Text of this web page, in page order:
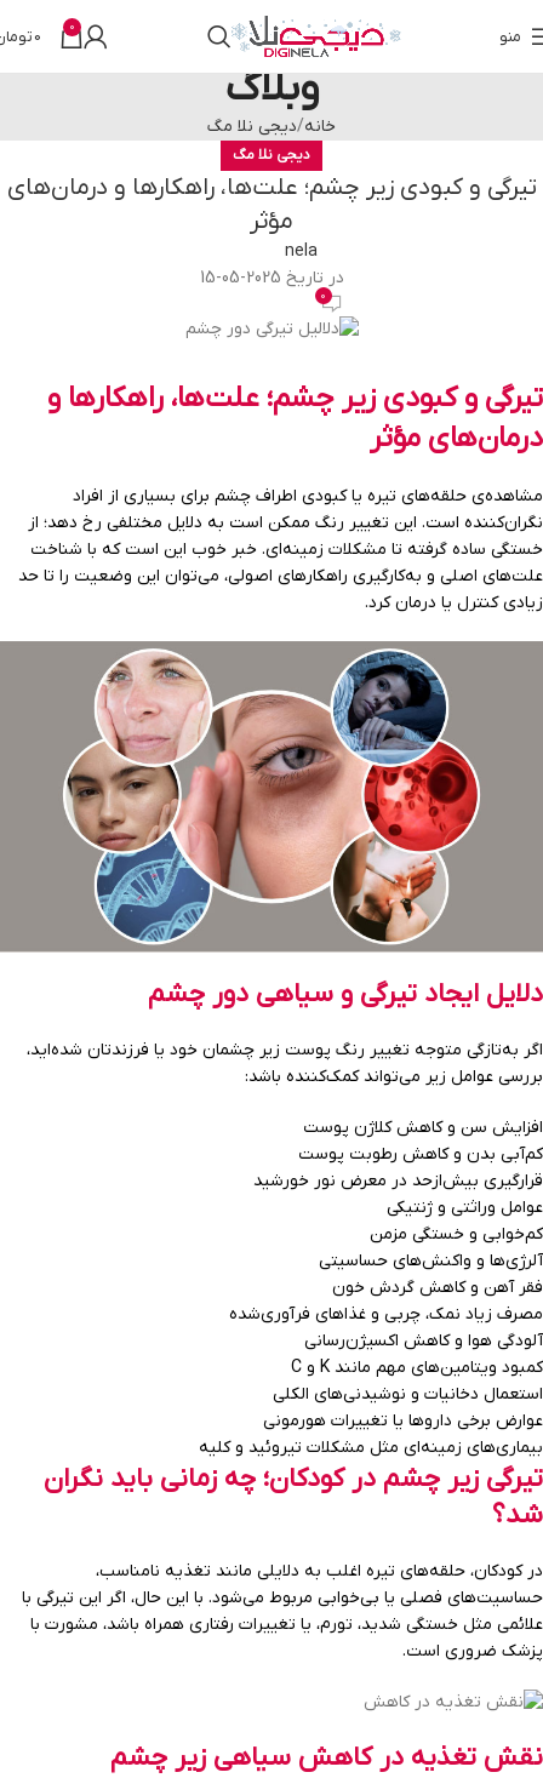
منو 0
0
وبلاگ
خانه دیجی نلا مگ
دیجی نلا مگ
تیرگی و کبودی زیر چشم؛ علت‌ها، راهکارها و درمان‌های
مؤثر
nela
در تاریخ 2025-05-15
0
تیرگی و کبودی زیر چشم؛ علت‌ها، راهکارها و
درمان‌های مؤثر
مشاهده‌ی حلقه‌های تیره یا کبودی اطراف چشم برای بسیاری از افراد
نگران‌کننده است. این تغییر رنگ ممکن است به دلایل مختلفی رخ دهد؛ از
خستگی ساده گرفته تا مشکلات زمینه‌ای. خبر خوب این است که با شناخت
علت‌های اصلی و به‌کارگیری راهکارهای اصولی، می‌توان این وضعیت را تا حد
زیادی کنترل یا درمان کرد.
دلایل ایجاد تیرگی و سیاهی دور چشم
اگر به‌تازگی متوجه تغییر رنگ پوست زیر چشمان خود یا فرزندتان شده‌اید،
بررسی عوامل زیر می‌تواند کمک‌کننده باشد:
افزایش سن و کاهش کلاژن پوست
کم‌آبی بدن و کاهش رطوبت پوست
قرارگیری بیش‌ازحد در معرض نور خورشید
عوامل وراثتی و ژنتیکی
کم‌خوابی و خستگی مزمن
آلرژی‌ها و واکنش‌های حساسیتی
فقر آهن و کاهش گردش خون
مصرف زیاد نمک، چربی و غذاهای فرآوری‌شده
آلودگی هوا و کاهش اکسیژن‌رسانی
کمبود ویتامین‌های مهم مانند K و C
استعمال دخانیات و نوشیدنی‌های الکلی
عوارض برخی داروها یا تغییرات هورمونی
بیماری‌های زمینه‌ای مثل مشکلات تیروئید و کلیه
تیرگی زیر چشم در کودکان؛ چه زمانی باید نگران
شد؟
در کودکان، حلقه‌های تیره اغلب به دلایلی مانند تغذیه نامناسب،
حساسیت‌های فصلی یا بی‌خوابی مربوط می‌شود. با این حال، اگر این تیرگی با
علائمی مثل خستگی شدید، تورم، یا تغییرات رفتاری همراه باشد، مشورت با
پزشک ضروری است.
نقش تغذیه در کاهش سیاهی زیر چشم